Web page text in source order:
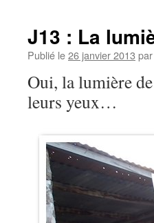
J13 : La
Publié le26 janvier 2013 par
Oui, la lumière
leurs yeux…